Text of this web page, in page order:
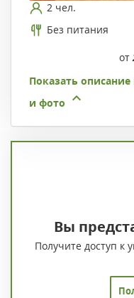
2 чел.
Без питания
от
Показать
и фото
Вы
Получите доступ